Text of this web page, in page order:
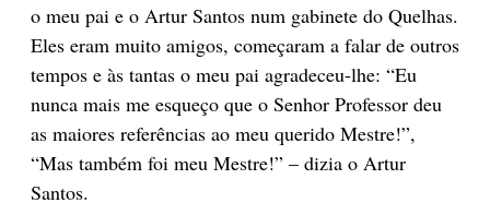
o meu pai e o Artur Santos num gabinete do Quelhas.
Eles eram muito amigos, começaram a falar de outros
tempos e às tantas o meu pai agradeceu-lhe: “Eu
nunca mais me esqueço que o Senhor Professor deu
as maiores referências ao meu querido Mestre!”,
“Mas também foi meu Mestre!” – dizia o Artur
Santos.